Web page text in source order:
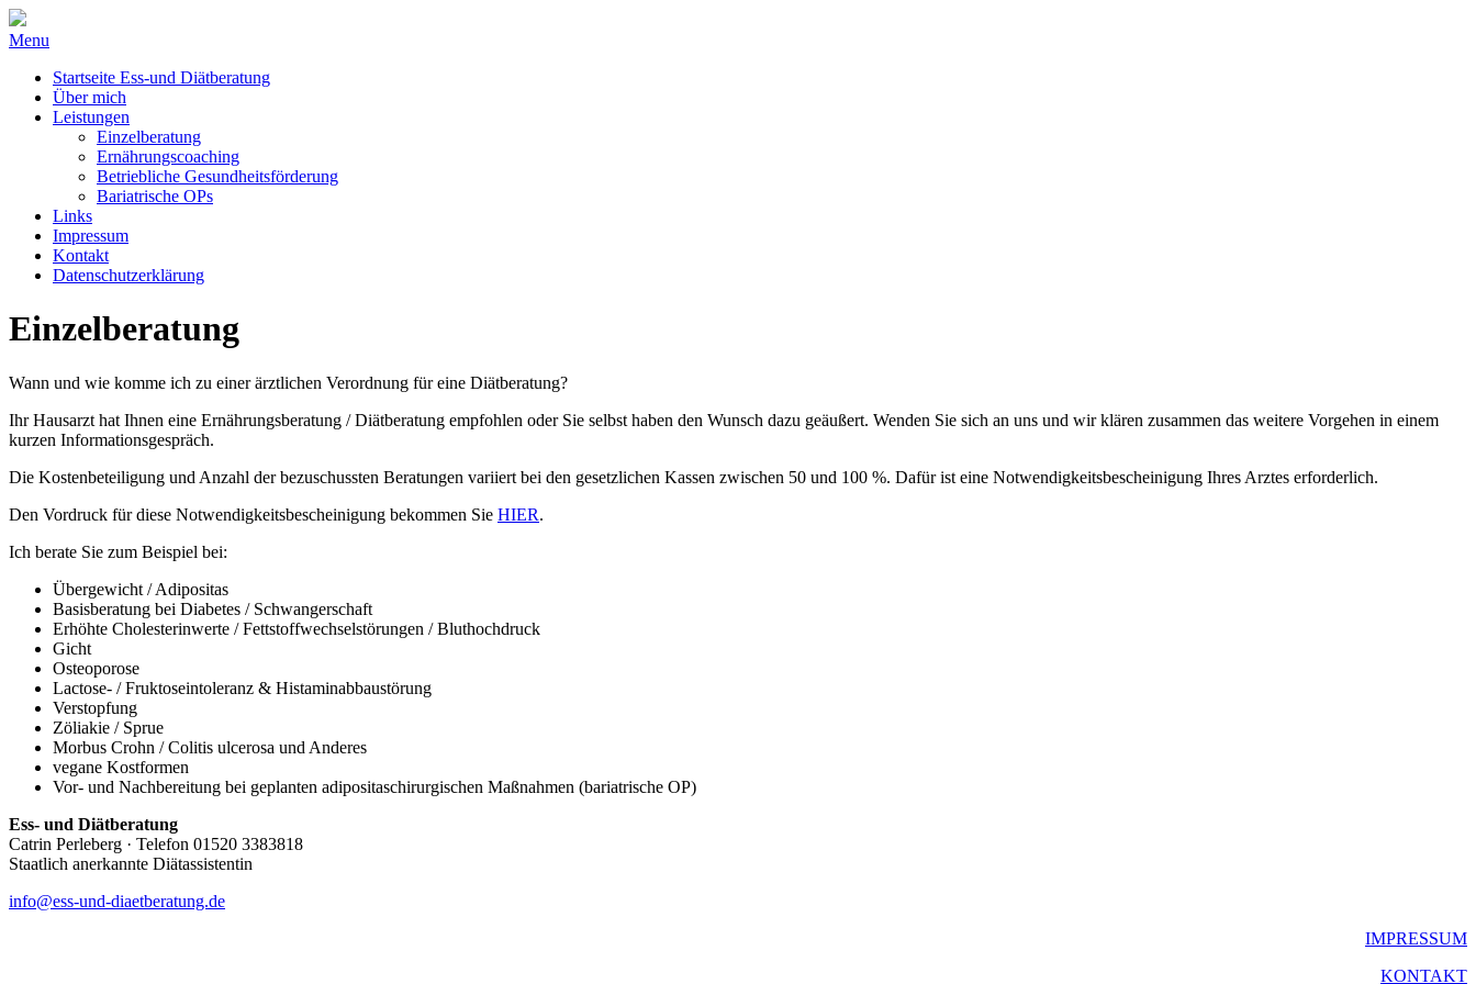
Menu
Startseite Ess-und Diätberatung
Über mich
Leistungen
Einzelberatung
Ernährungscoaching
Betriebliche Gesundheitsförderung
Bariatrische OPs
Links
Impressum
Kontakt
Datenschutzerklärung
Einzelberatung
Wann und wie komme ich zu einer ärztlichen Verordnung für eine Diätberatung?
Ihr Hausarzt hat Ihnen eine Ernährungsberatung / Diätberatung empfohlen oder Sie selbst haben den Wunsch dazu geäußert. Wenden Sie sich an uns und wir klären zusammen das weitere Vorgehen in einem
kurzen Informationsgespräch.
Die Kostenbeteiligung und Anzahl der bezuschussten Beratungen variiert bei den gesetzlichen Kassen zwischen 50 und 100 %. Dafür ist eine Notwendigkeitsbescheinigung Ihres Arztes erforderlich.
Den Vordruck für diese Notwendigkeitsbescheinigung bekommen Sie HIER.
Ich berate Sie zum Beispiel bei:
Übergewicht / Adipositas
Basisberatung bei Diabetes / Schwangerschaft
Erhöhte Cholesterinwerte / Fettstoffwechselstörungen / Bluthochdruck
Gicht
Osteoporose
Lactose- / Fruktoseintoleranz & Histaminabbaustörung
Verstopfung
Zöliakie / Sprue
Morbus Crohn / Colitis ulcerosa und Anderes
vegane Kostformen
Vor- und Nachbereitung bei geplanten adipositaschirurgischen Maßnahmen (bariatrische OP)
Ess- und Diätberatung
Catrin Perleberg · Telefon 01520 3383818
Staatlich anerkannte Diätassistentin
info@ess-und-diaetberatung.de
IMPRESSUM
KONTAKT